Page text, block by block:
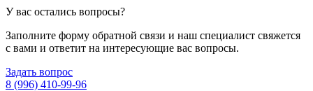
У вас остались вопросы?
Заполните форму обратной связи и наш специалист свяжется
с вами и ответит на интересующие вас вопросы.
Задать вопрос
8 (996) 410-99-96